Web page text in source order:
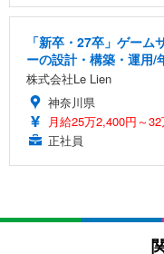
「新卒・27卒」ゲー
ーの設計・構築・運用/
株式会社Le Lien
神奈川県
月給25万2,400円～
正社員